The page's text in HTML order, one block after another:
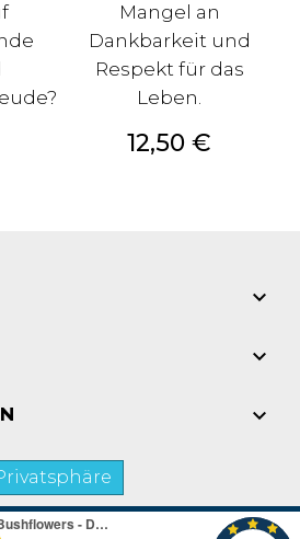
Mangel an
Dankbarkeit und
Respekt für das
Leben.
Preis
12,50 €


